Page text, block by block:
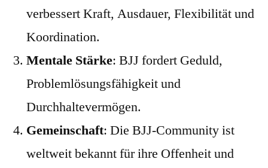
verbessert Kraft, Ausdauer, Flexibilität und
Koordination.
Mentale Stärke: BJJ fordert Geduld,
Problemlösungsfähigkeit und
Durchhaltevermögen.
Gemeinschaft: Die BJJ-Community ist
weltweit bekannt für ihre Offenheit und